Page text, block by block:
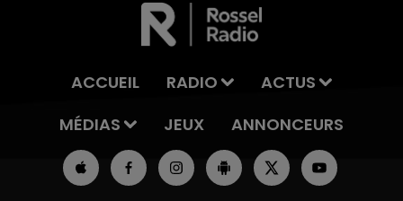
ACCUEIL RADIO
ACTUS
MÉDIAS
JEUX ANNONCEURS